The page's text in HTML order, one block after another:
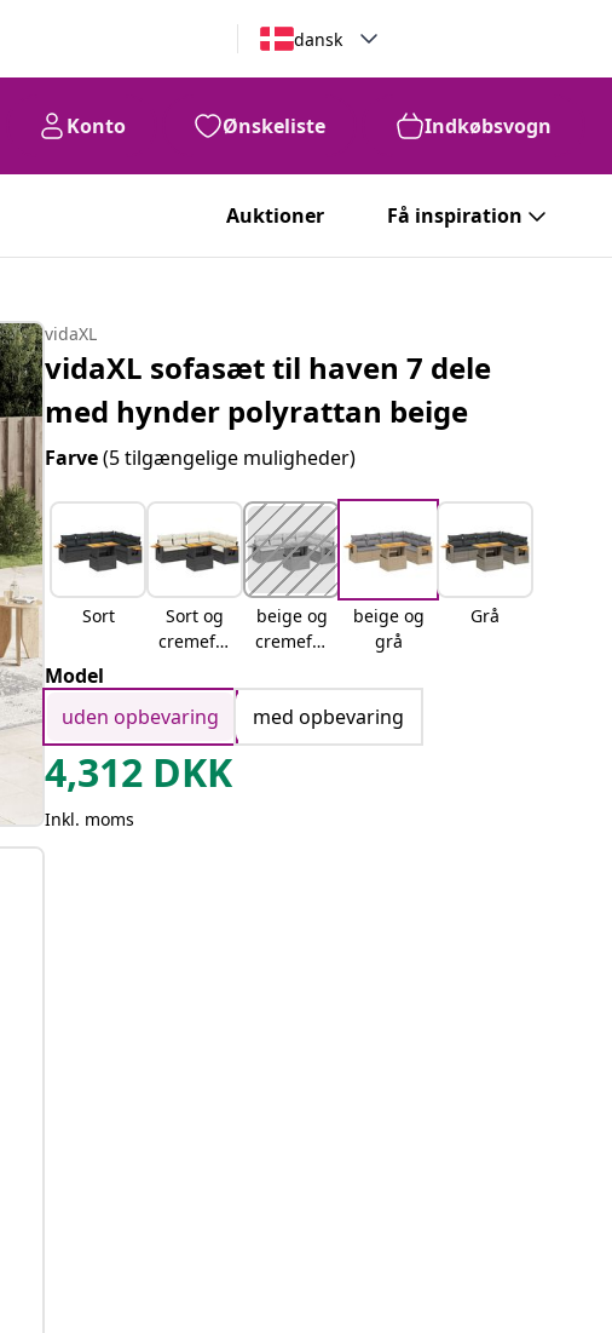
dansk
Konto Ønskeliste Indkøbsvogn
Auktioner Få inspiration
vidaXL
vidaXL sofasæt til haven 7 dele
med hynder polyrattan beige
Farve(5 tilgængelige muligheder)
Sort
Sort og
cremefar
beige og
cremefar
beige og
grå
Grå
Model
uden opbevaring
med opbevaring
4,312 DKK
Inkl. moms